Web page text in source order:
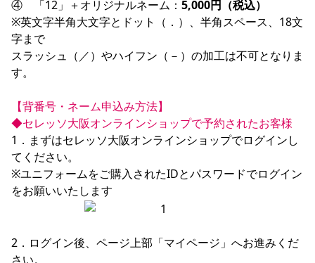
④　「12」＋オリジナルネーム： 5,000円（税込）
※英文字半角大文字とドット（．）、半角スペース、18文
字まで
スラッシュ（／）やハイフン（－）の加工は不可となりま
す。
【背番号・ネーム申込み方法】
◆セレッソ大阪オンラインショップで予約されたお客様
1．まずはセレッソ大阪オンラインショップでログインし
てください。
※ユニフォームをご購入されたIDとパスワードでログイン
2．ログイン後、ページ上部「マイページ」へお進みくだ